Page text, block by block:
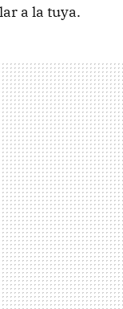
a la tuya.